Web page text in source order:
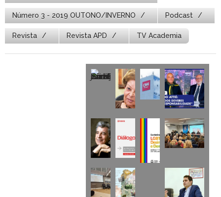
Número 3 - 2019 OUTONO/INVERNO Podcast
Revista Revista APD TV Academia